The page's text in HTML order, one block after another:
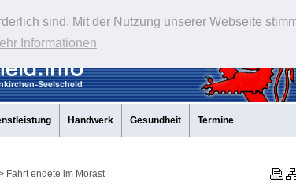
sind. Mit der Nutzung unserer Webseite
Informationen
Handwerk Gesundheit Termine
Fahrt endete im Morast